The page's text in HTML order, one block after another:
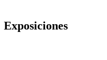
Exposiciones